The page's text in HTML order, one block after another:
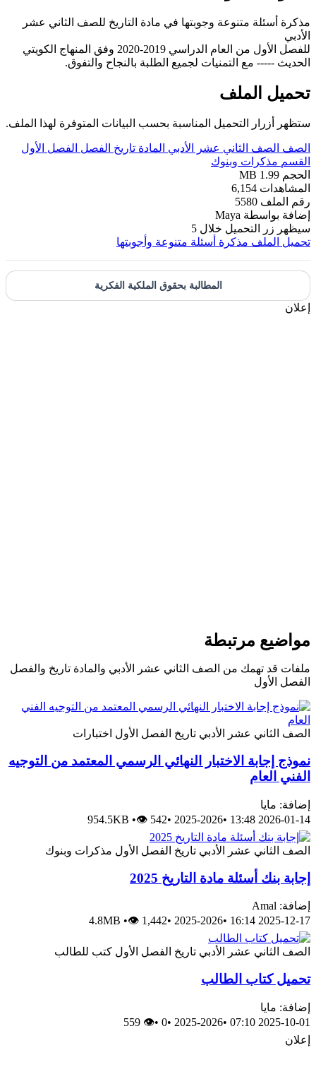
مذكرة أسئلة متنوعة وجوبتها في مادة التاريخ للصف الثاني عشر
الأدبي
للفصل الأول من العام الدراسي 2019-2020 وفق المنهاج الكويتي
الحديث ----- مع التمنيات لجميع الطلبة بالنجاح والتفوق.
تحميل الملف
ستظهر أزرار التحميل المناسبة بحسب البيانات المتوفرة لهذا الملف.
الصف الصف الثاني عشر الأدبي المادة تاريخ الفصل
الفصل الأول
القسم مذكرات وبنوك
الحجم 1.99 MB
المشاهدات 6,154
رقم الملف 5580
إضافة بواسطة Maya
سيظهر زر التحميل خلال 5
تحميل الملف مذكرة أسئلة متنوعة وأجوبتها
المطالبة بحقوق الملكية الفكرية
إعلان
مواضيع مرتبطة
ملفات قد تهمك من الصف الثاني عشر الأدبي والمادة تاريخ والفصل
الفصل الأول
الصف الثاني عشر الأدبي تاريخ الفصل الأول اختبارات
نموذج إجابة الاختبار النهائي الرسمي المعتمد من التوجيه
الفني العام
إضافة: مايا
2026-01-14 13:48
•
2025-2026
•
954.5KB •👁 542
الصف الثاني عشر الأدبي تاريخ الفصل الأول مذكرات وبنوك
إجابة بنك أسئلة مادة التاريخ 2025
إضافة: Amal
2025-12-17 16:14
•
2025-2026
•
4.8MB •👁 1,442
الصف الثاني عشر الأدبي تاريخ الفصل الأول كتب للطالب
تحميل كتاب الطالب
إضافة: مايا
2025-10-01 07:10
•
2025-2026
•
0
•
👁 559
إعلان